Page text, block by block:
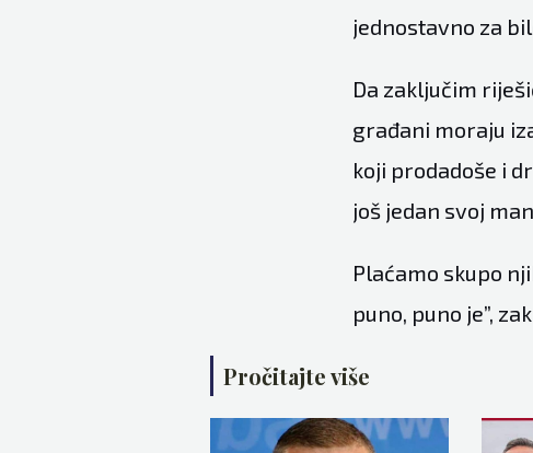
jednostavno za
Da zaključim
građani moraju
koji prodadoše i
još jedan svoj
Plaćamo skupo
puno, puno je”,
Pročitajte više